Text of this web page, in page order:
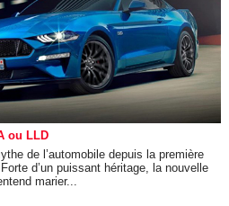
ou LLD
de l’automobile depuis la première
d’un puissant héritage, la nouvelle
marier...